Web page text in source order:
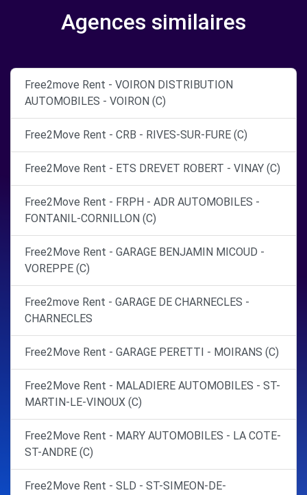
Agences similaires
Free2move Rent - VOIRON DISTRIBUTION
AUTOMOBILES - VOIRON (C)
Free2Move Rent - CRB - RIVES-SUR-FURE (C)
Free2Move Rent - ETS DREVET ROBERT - VINAY (C)
Free2Move Rent - FRPH - ADR AUTOMOBILES -
FONTANIL-CORNILLON (C)
Free2Move Rent - GARAGE BENJAMIN MICOUD -
VOREPPE (C)
Free2move Rent - GARAGE DE CHARNECLES -
CHARNECLES
Free2Move Rent - GARAGE PERETTI - MOIRANS (C)
Free2Move Rent - MALADIERE AUTOMOBILES - ST-
MARTIN-LE-VINOUX (C)
Free2Move Rent - MARY AUTOMOBILES - LA COTE-
ST-ANDRE (C)
Free2Move Rent - SLD - ST-SIMEON-DE-